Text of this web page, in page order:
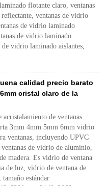
flotante claro, ventanas
ventanas de vidrio
de vidrio laminado
de vidrio laminado
de vidrio laminado aislantes,
calidad precio barato
cristal claro de la
acristalamiento de ventanas
3mm 4mm 5mm 6mm vidrio
ventanas, incluyendo UPVC
de vidrio de aluminio,
madera. Es vidrio de ventana
de luz, vidrio de ventana de
estándar